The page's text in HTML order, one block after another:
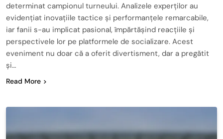
determinat campionul turneului. Analizele experților au
evidențiat inovațiile tactice și performanțele remarcabile,
iar fanii s-au implicat pasional, împărtășind reacțiile și
perspectivele lor pe platformele de socializare. Acest
eveniment nu doar că a oferit divertisment, dar a pregătit
și…
Read More